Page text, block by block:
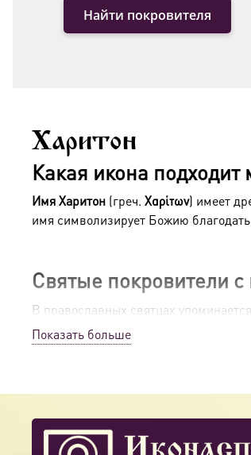
Найти покровителя
Харитон
Какая икона
Имя Харитон (греч. Χαρίτων) имеет
имя символизирует Божию
Святые покровители
В православных святцах
Преподобный Харитон Исповедник
общежития для монахов, соединив
Показать больше